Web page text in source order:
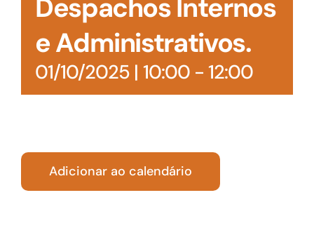
Despachos Internos
e Administrativos.
01/10/2025 | 10:00- 12:00
Adicionar ao calendário